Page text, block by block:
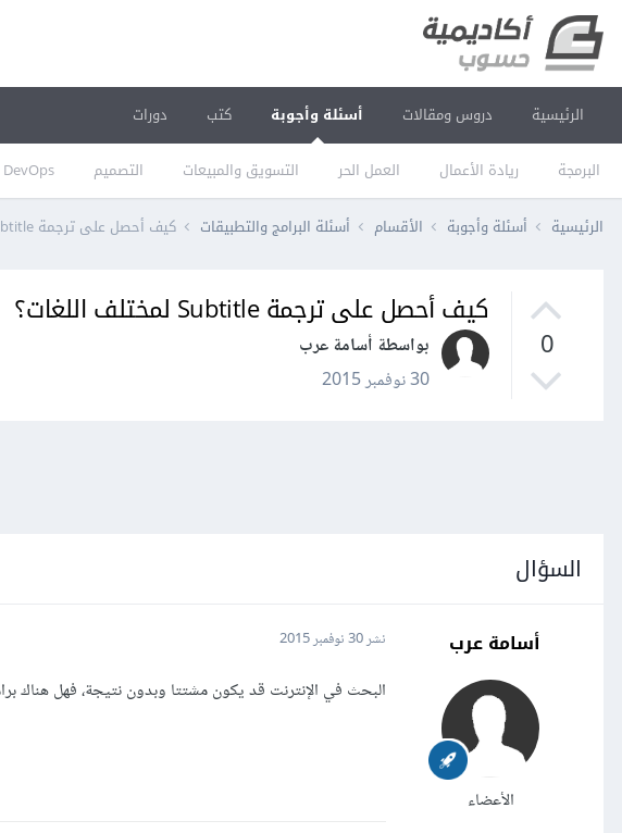
الرئيسية دروس ومقالات أسئلة وأجوبة
البرمجة ريادة الأعمال العمل الحر التسويق والمبيعات التصميم DevOps
كتب دورات
الرئيسية أسئلة وأجوبة الأقسام أسئلة البرامج والتطبيقات كيف أحصل على ترجمة Subtitle لمختلف اللغات؟
0
كيف أحصل على ترجمة Subtitle لمختلف اللغات؟
بواسطة أسامة عرب
30 نوفمبر 2015
السؤال
أسامة عرب
الأعضاء
نشر30 نوفمبر 2015
البحث في الإنترنت قد يكون مشتتا وبدون نتيجة، فهل هناك